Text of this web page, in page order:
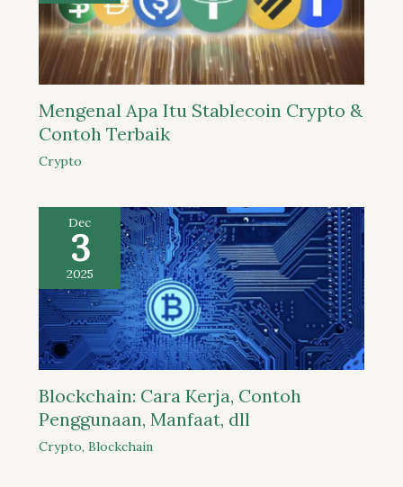
Mengenal Apa Itu Stablecoin Crypto &
Contoh Terbaik
Crypto
Dec
3
2025
Blockchain: Cara Kerja, Contoh
Penggunaan, Manfaat, dll
Crypto, Blockchain